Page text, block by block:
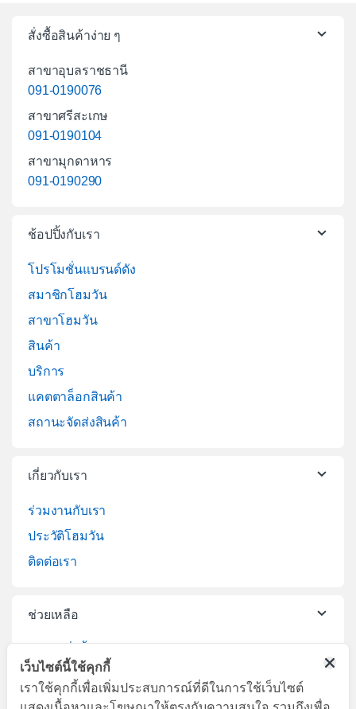
สั่งซื้อสินค้าง่าย ๆ
สาขาอุบลราชธานี
091-0190076
สาขาศรีสะเกษ
091-0190104
สาขามุกดาหาร
091-0190290
ช้อปปิ้งกับเรา
โปรโมชั่นแบรนด์ดัง
สมาชิกโฮมวัน
สาขาโฮมวัน
สินค้า
บริการ
แคตตาล็อกสินค้า
สถานะจัดส่งสินค้า
เกี่ยวกับเรา
ร่วมงานกับเรา
ประวัติโฮมวัน
ติดต่อเรา
ช่วยเหลือ
บริการจัดส่งสินค้า
เปลี่ยนคืนสินค้า
เว็บไซต์นี้ใช้คุกกี้
เราใช้คุกกี้เพื่อเพิ่มประสบการณ์ที่ดีในการใช้เว็บไซต์